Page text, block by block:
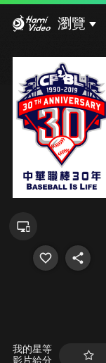
瀏覽
我的星等
影片給分